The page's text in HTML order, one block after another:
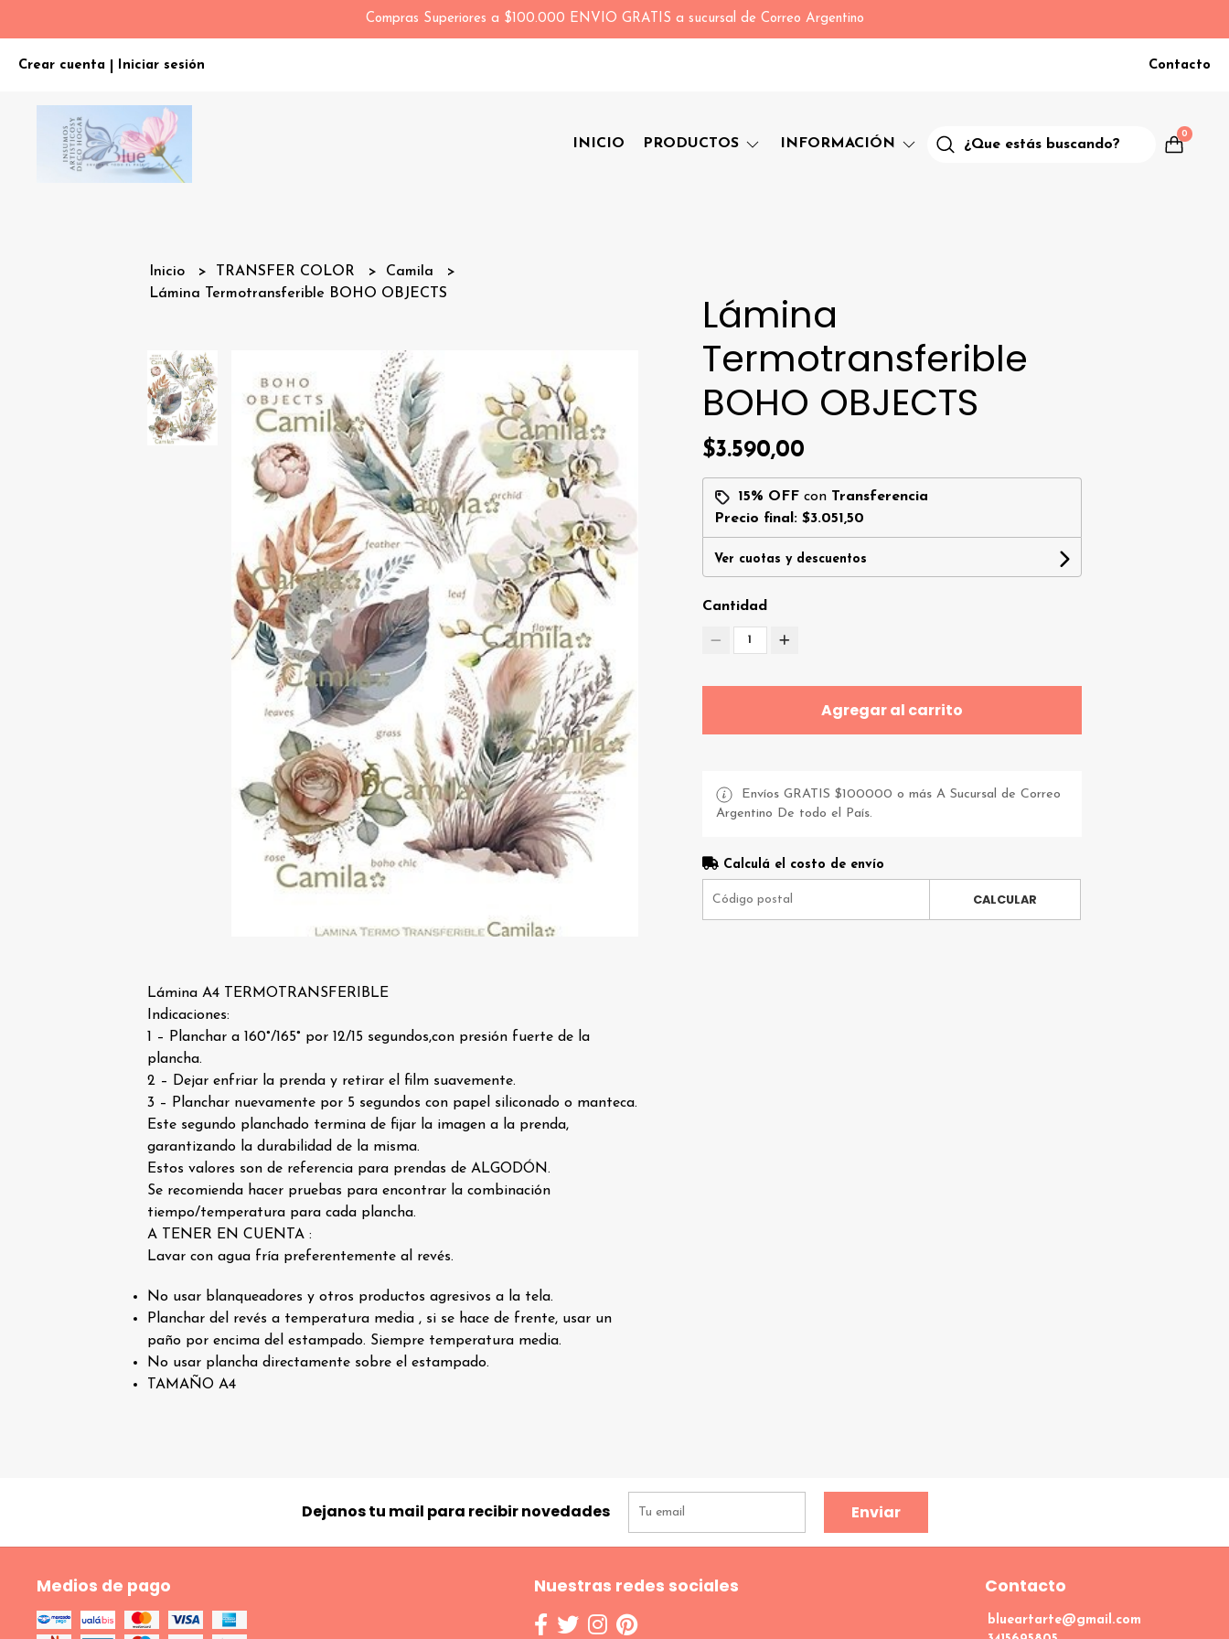
Compras Superiores a $100.000 ENVIO GRATIS a sucursal de Correo Argentino
Crear cuenta Iniciar sesión Contacto
INICIO PRODUCTOS INFORMACIÓN
0
Inicio TRANSFER COLOR
Camila
Lámina Termotransferible BOHO OBJECTS
Lámina A4 TERMOTRANSFERIBLE
Indicaciones:
1 – Planchar a 160°/165° por 12/15 segundos,con presión fuerte de la
plancha.
2 – Dejar enfriar la prenda y retirar el film suavemente.
3 – Planchar nuevamente por 5 segundos con papel siliconado o manteca.
Este segundo planchado termina de fijar la imagen a la prenda,
garantizando la durabilidad de la misma.
Estos valores son de referencia para prendas de ALGODÓN.
Se recomienda hacer pruebas para encontrar la combinación
tiempo/temperatura para cada plancha.
A TENER EN CUENTA :
Lavar con agua fría preferentemente al revés.
No usar blanqueadores y otros productos agresivos a la tela.
Planchar del revés a temperatura media , si se hace de frente, usar un
paño por encima del estampado. Siempre temperatura media.
No usar plancha directamente sobre el estampado.
TAMAÑO A4
Lámina
Termotransferible
BOHO OBJECTS
$3.590,00
15% OFFcon Transferencia
Precio final: $3.051,50
Ver cuotas y descuentos
Cantidad
1
Agregar al carrito
Envíos GRATIS $100000 o más A Sucursal de Correo
Argentino De todo el País.
Calculá el costo de envío
CALCULAR
Dejanos tu mail para recibir novedades Enviar
Medios de pago Nuestras redes sociales Contacto
blueartarte@gmail.com